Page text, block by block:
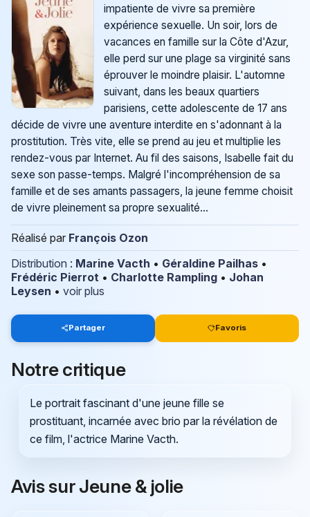
impatiente de vivre sa première
expérience sexuelle. Un soir, lors de
vacances en famille sur la Côte d'Azur,
elle perd sur une plage sa virginité sans
éprouver le moindre plaisir. L'automne
suivant, dans les beaux quartiers
parisiens, cette adolescente de 17 ans
décide de vivre une aventure interdite en s'adonnant à la
prostitution. Très vite, elle se prend au jeu et multiplie les
rendez-vous par Internet. Au fil des saisons, Isabelle fait du
sexe son passe-temps. Malgré l'incompréhension de sa
famille et de ses amants passagers, la jeune femme choisit
de vivre pleinement sa propre sexualité…
Réalisé par François Ozon
Distribution : Marine Vacth • Géraldine Pailhas •
Frédéric Pierrot • Charlotte Rampling • Johan
Leysen • voir plus
Partager Favoris
Notre critique
Le portrait fascinant d'une jeune fille se
prostituant, incarnée avec brio par la révélation de
ce film, l'actrice Marine Vacth.
Avis sur Jeune & jolie